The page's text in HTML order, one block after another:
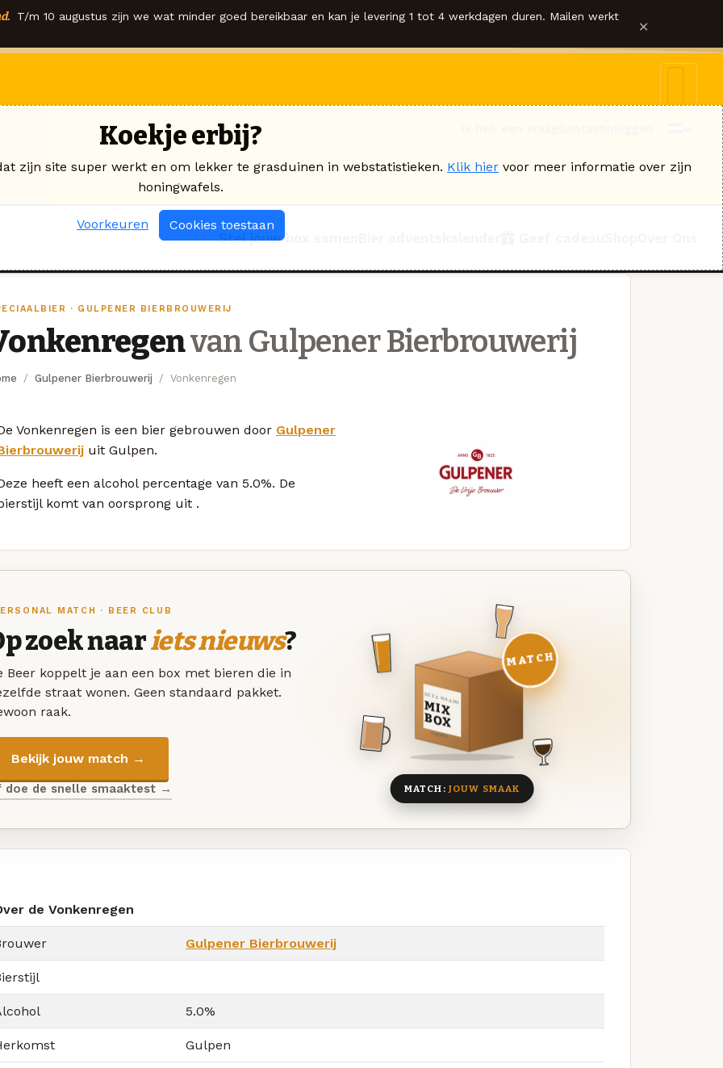
T/m 10 augustus zijn we wat minder goed bereikbaar en kan je levering 1 tot 4 werkdagen duren. Mailen werkt ×
Stel jouw box samen
· GULPENER BIERBROUWERIJ
van Gulpener Bierbrouwerij
Gulpener Bierbrouwerij Vonkenregen
Vonkenregen is een bier gebrouwen door Gulpener
uit Gulpen.
heeft een alcohol percentage van 5.0%. De
komt van oorsprong uit .
MATCH · BEER CLUB
zoek naariets nieuws?
Beer koppelt je aan een box met bieren die in
straat wonen. Geen standaard pakket.
raak.
Bekijk jouw match →
doe de snelle smaaktest →
DEZE MAAND
MIX
BOX
8 BIEREN
MATCH
MATCH: JOUW SMAAK
de Vonkenregen
Gulpener Bierbrouwerij
5.0%
Gulpen
Koekje erbij?
zijn site super werkt en om lekker te grasduinen in webstatistieken. Klik hier voor meer informatie over zijn
honingwafels.
Voorkeuren Cookies toestaan